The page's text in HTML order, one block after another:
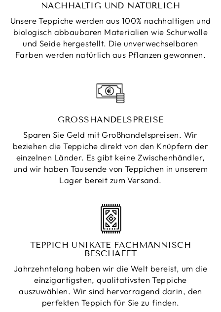
NACHHALTIG UND NATÜRLICH
Unsere Teppiche werden aus 100% nachhaltigen und
biologisch abbaubaren Materialien wie Schurwolle
und Seide hergestellt. Die unverwechselbaren
Farben werden natürlich aus Pflanzen gewonnen.
GROSSHANDELSPREISE
Sparen Sie Geld mit Großhandelspreisen. Wir
beziehen die Teppiche direkt von den Knüpfern der
einzelnen Länder. Es gibt keine Zwischenhändler,
und wir haben Tausende von Teppichen in unserem
Lager bereit zum Versand.
TEPPICH UNIKATE FACHMÄNNISCH
BESCHAFFT
Jahrzehntelang haben wir die Welt bereist, um die
einzigartigsten, qualitativsten Teppiche
auszuwählen. Wir sind hervorragend darin, den
perfekten Teppich für Sie zu finden.